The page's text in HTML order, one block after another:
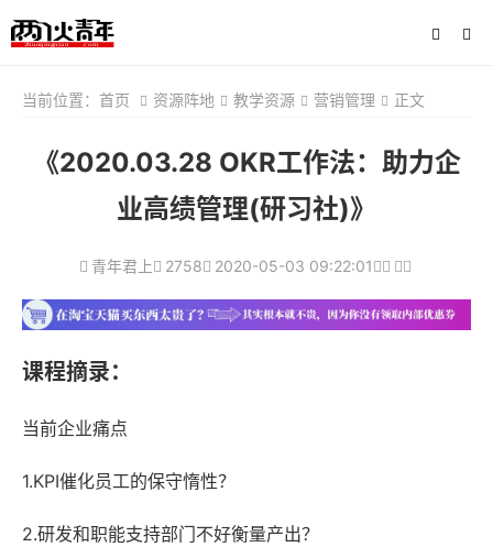
当前位置： 首页 资源阵地 教学资源 营销管理 正文
《2020.03.28 OKR工作法：助力企
业高绩管理(研习社)》
青年君上 2758 2020-05-03 09:22:01
课程摘录：
当前企业痛点
1.KPI催化员工的保守惰性？
2.研发和职能支持部门不好衡量产出？